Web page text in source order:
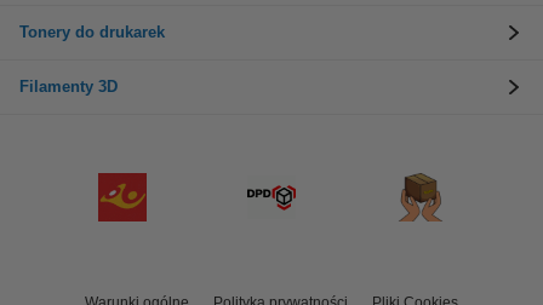
Tonery do drukarek
Filamenty 3D